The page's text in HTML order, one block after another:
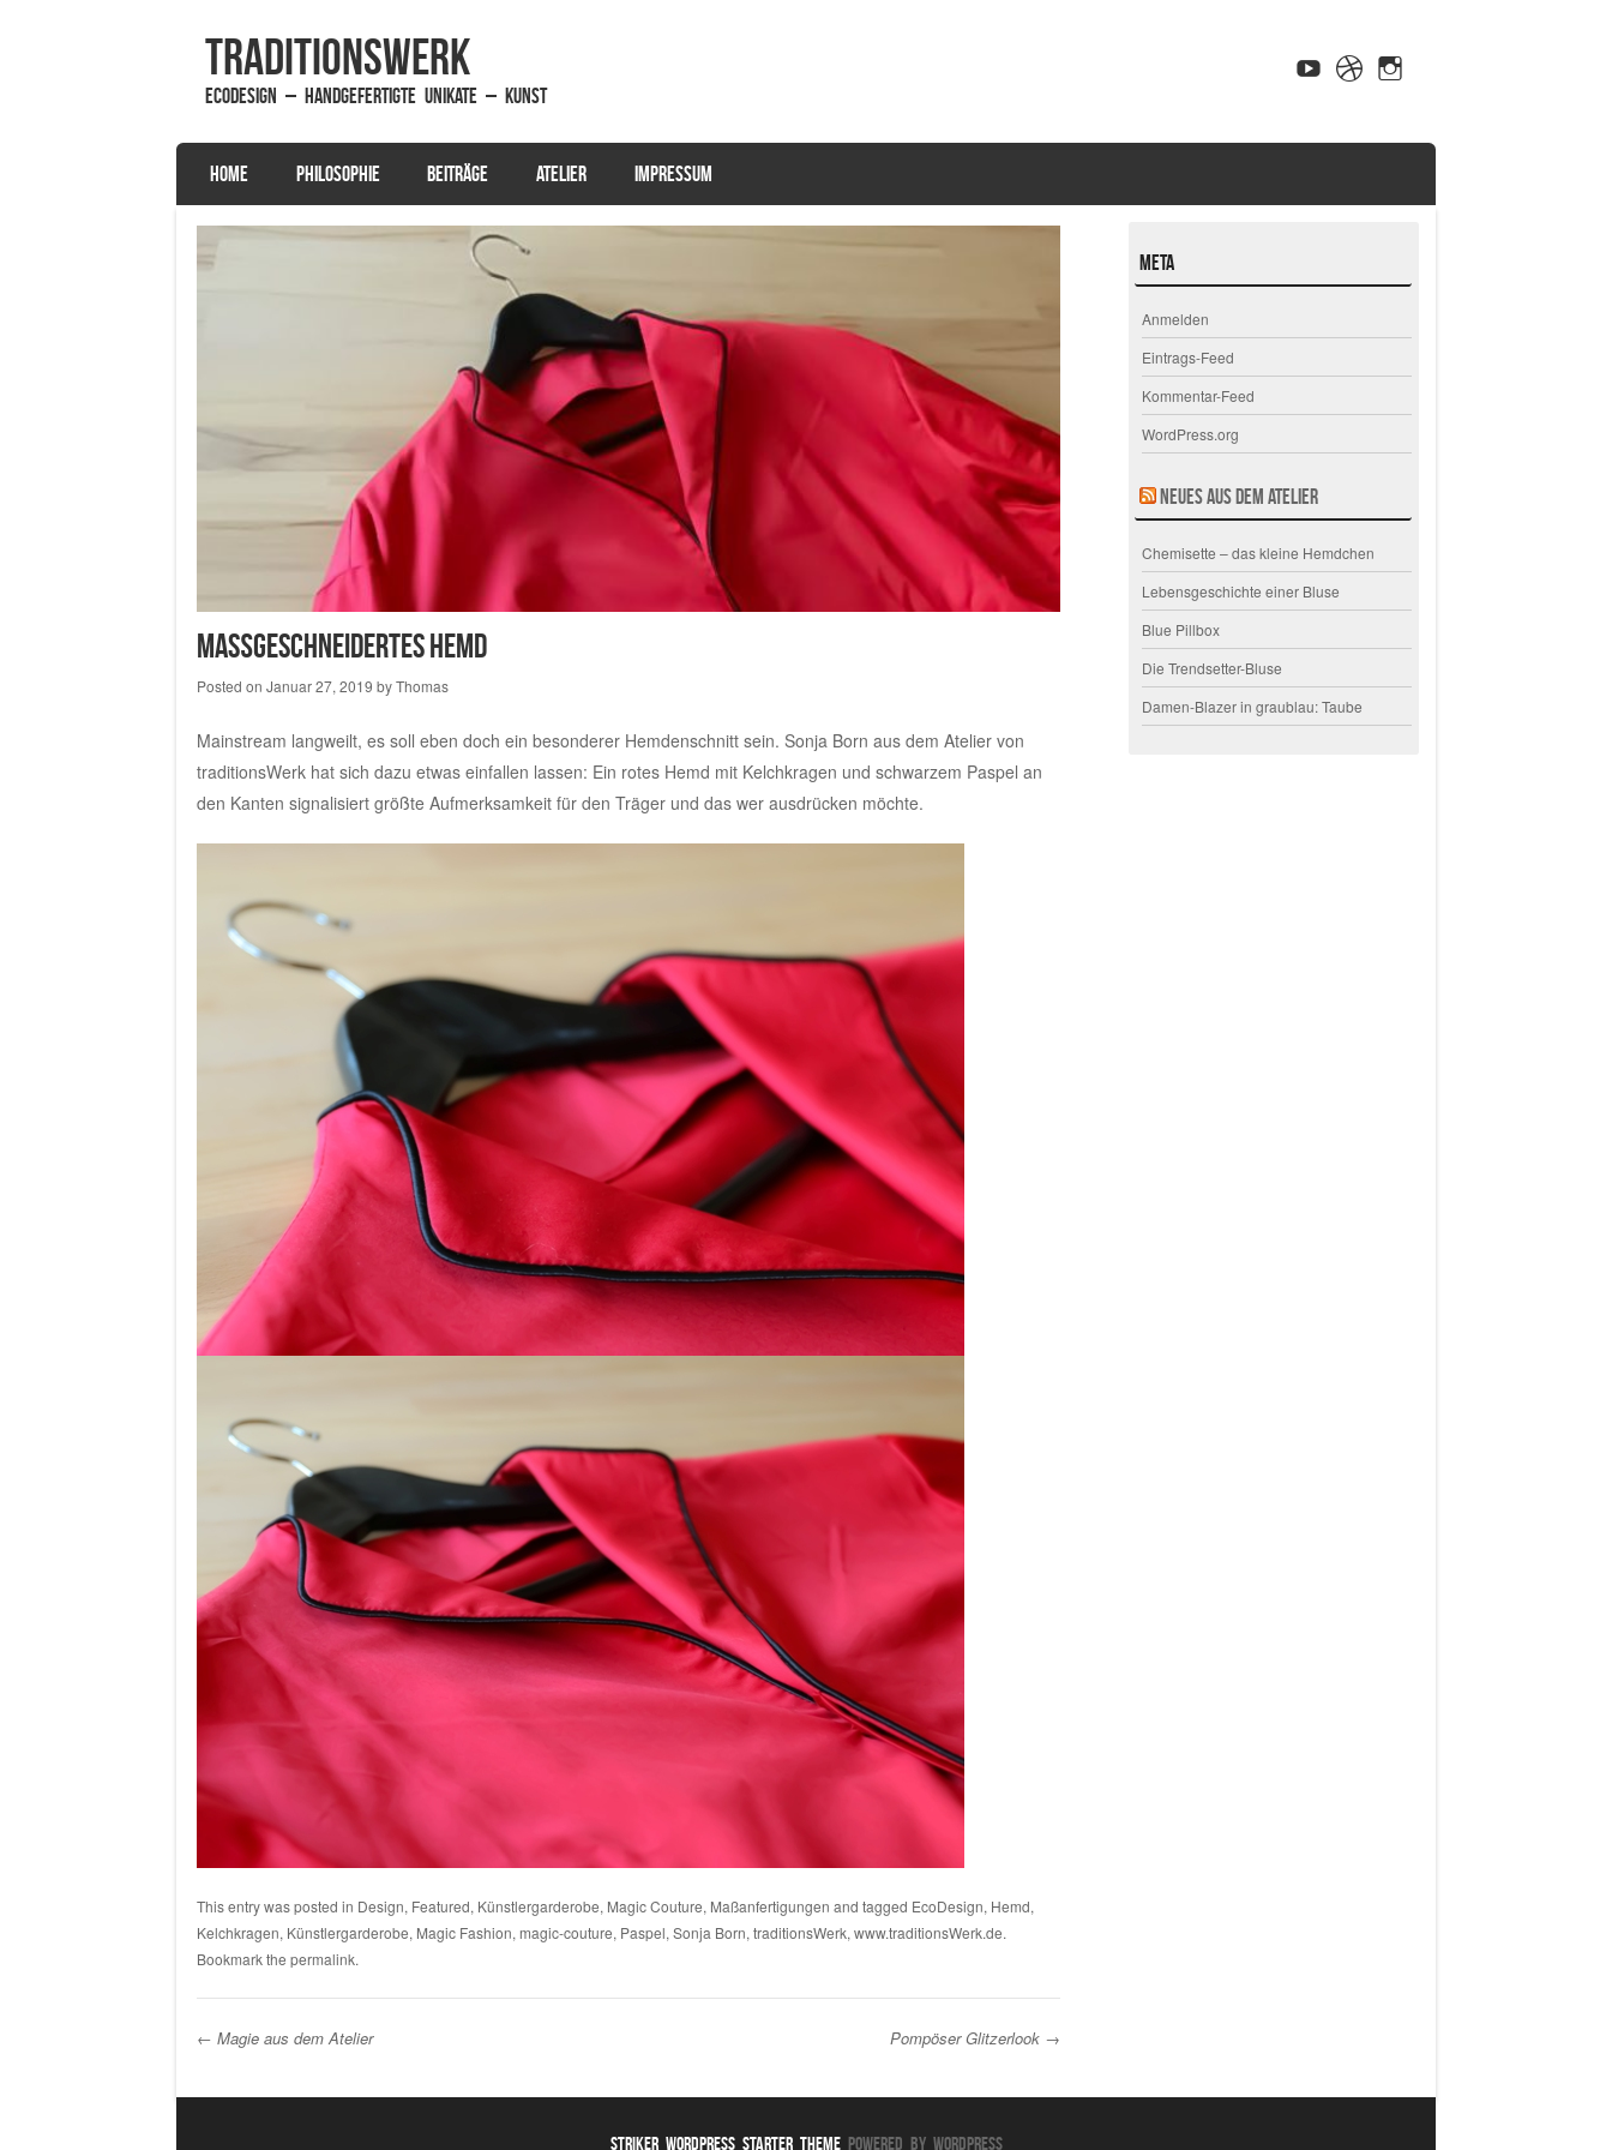
traditionsWerk
EcoDesign – handgefertigte Unikate – Kunst
Menu
SKIP TO CONTENT
HOME PHILOSOPHIE BEITRÄGE ATELIER IMPRESSUM
Maßgeschneidertes Hemd
Posted on Januar 27, 2019 byThomas
Mainstream langweilt, es soll eben doch ein besonderer Hemdenschnitt sein. Sonja Born aus dem Atelier von
traditionsWerk hat sich dazu etwas einfallen lassen: Ein rotes Hemd mit Kelchkragen und schwarzem Paspel an
den Kanten signalisiert größte Aufmerksamkeit für den Träger und das wer ausdrücken möchte.
This entry was posted in Design, Featured, Künstlergarderobe, Magic Couture, Maßanfertigungen and tagged EcoDesign, Hemd,
Kelchkragen, Künstlergarderobe, Magic Fashion, magic-couture, Paspel, Sonja Born, traditionsWerk, www.traditionsWerk.de.
Bookmark the permalink.
Post navigation
← Magie aus dem Atelier Pompöser Glitzerlook →
Meta
Anmelden
Eintrags-Feed
Kommentar-Feed
WordPress.org
Neues aus dem Atelier
Chemisette – das kleine Hemdchen
Lebensgeschichte einer Bluse
Blue Pillbox
Die Trendsetter-Bluse
Damen-Blazer in graublau: Taube
Striker WordPress Starter ThemePowered By WordPress